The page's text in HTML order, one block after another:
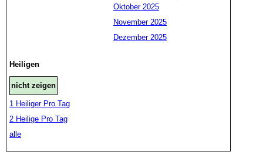
Oktober 2025
November 2025
Dezember 2025
Heiligen
nicht zeigen
1 Heiliger Pro Tag
2 Heilige Pro Tag
alle